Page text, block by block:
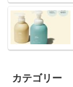
カテゴリー